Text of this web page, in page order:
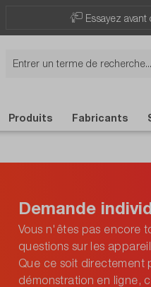
Essayez
Produits Fabricants
Demande
Vous n'êtes pas encore
questions sur les
Que ce soit directement
démonstration en ligne,